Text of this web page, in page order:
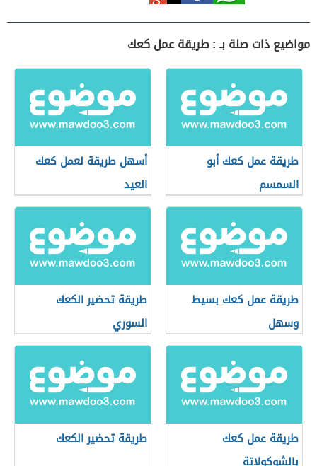
مواضيع ذات صلة بـ : طريقة عمل كعك
طريقة عمل كعك أبو
السمسم
أسهل طريقة لعمل كعك
العيد
طريقة عمل كعك بسيط
وسهل
طريقة تحضير الكعك
السوري
طريقة عمل كعك
بالشوكولاتة
طريقة تحضير الكعك